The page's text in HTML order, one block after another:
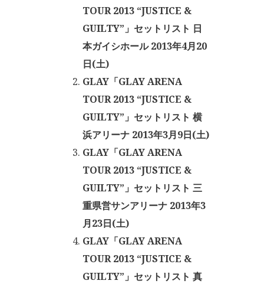
TOUR 2013 “JUSTICE &
GUILTY”」セットリスト 日
本ガイシホール 2013年4月20
日(土)
GLAY「GLAY ARENA
TOUR 2013 “JUSTICE &
GUILTY”」セットリスト 横
浜アリーナ 2013年3月9日(土)
GLAY「GLAY ARENA
TOUR 2013 “JUSTICE &
GUILTY”」セットリスト 三
重県営サンアリーナ 2013年3
月23日(土)
GLAY「GLAY ARENA
TOUR 2013 “JUSTICE &
GUILTY”」セットリスト 真